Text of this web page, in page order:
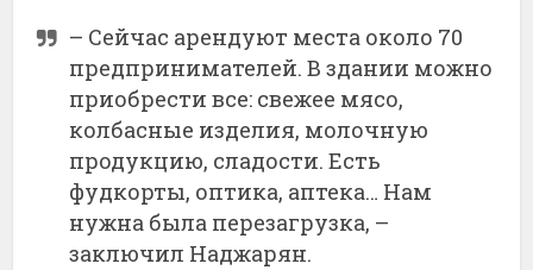
– Сейчас арендуют места около 70
предпринимателей. В здании можно
приобрести все: свежее мясо,
колбасные изделия, молочную
продукцию, сладости. Есть
фудкорты, оптика, аптека… Нам
нужна была перезагрузка, –
заключил Наджарян.